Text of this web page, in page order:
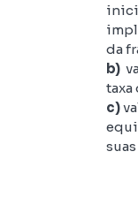
da
b)
taxa
c)